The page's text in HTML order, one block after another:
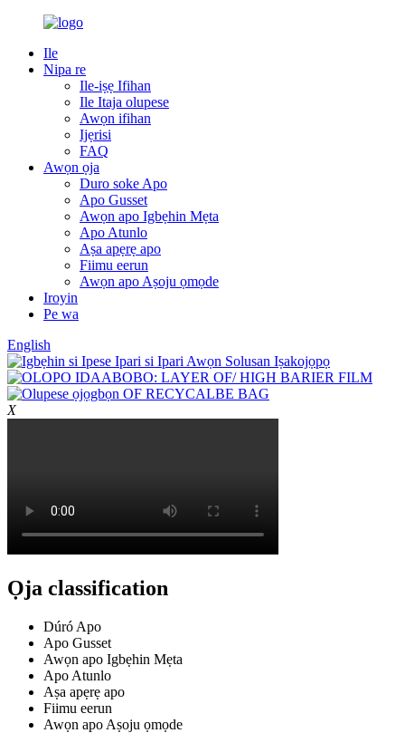
Ile
Nipa re
Ile-iṣẹ Ifihan
Ile Itaja olupese
Awọn ifihan
Ijẹrisi
FAQ
Awọn ọja
Duro soke Apo
Apo Gusset
Awọn apo Igbẹhin Mẹta
Apo Atunlo
Aṣa apẹrẹ apo
Fiimu eerun
Awọn apo Aṣoju ọmọde
Iroyin
Pe wa
English
X
Ọja classification
Dúró Apo
Apo Gusset
Awọn apo Igbẹhin Mẹta
Apo Atunlo
Aṣa apẹrẹ apo
Fiimu eerun
Awọn apo Aṣoju ọmọde